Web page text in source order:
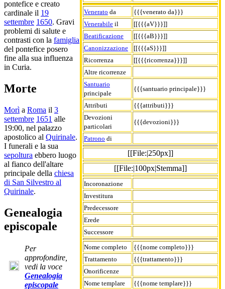
Venerato da
{{{venerato da}}}
Venerabile il
[[{{{aV}}}]]
Beatificazione
[[{{{aB}}}]]
Canonizzazione
[[{{{aS}}}]]
Ricorrenza
[[{{{ricorrenza}}}]]
Altre ricorrenze
Santuario
principale
{{{santuario principale}}}
Attributi
{{{attributi}}}
Devozioni
particolari
{{{devozioni}}}
Patrono di
[[File:|250px]]
[[File:|100px|Stemma]]
Incoronazione
Investitura
Predecessore
Erede
Successore
Nome completo
{{{nome completo}}}
Trattamento
{{{trattamento}}}
Onorificenze
Nome templare
{{{nome templare}}}
pontefice e creato
cardinale il 19
settembre 1650. Gravi
problemi di salute e
contrasti con la famiglia
del pontefice posero
fine alla sua influenza
in Curia.
Morte
Morì a Roma il 3
settembre 1651 alle
19:00, nel palazzo
apostolico al Quirinale.
I funerali e la sua
sepoltura ebbero luogo
al fianco dell'altare
principale della chiesa
di San Silvestro al
Quirinale.
Genealogia
episcopale
Per
approfondire,
vedi la voce
Genealogia
episcopale